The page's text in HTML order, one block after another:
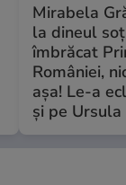
Mirabela
la dineul
îmbrăcat
României,
așa! Le-a
și pe